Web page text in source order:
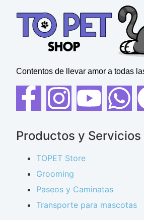
Contentos de llevar amor a todas
Productos y Servicios
TOPET Store
Grooming
Paseos y Caminatas
Transporte para mascotas